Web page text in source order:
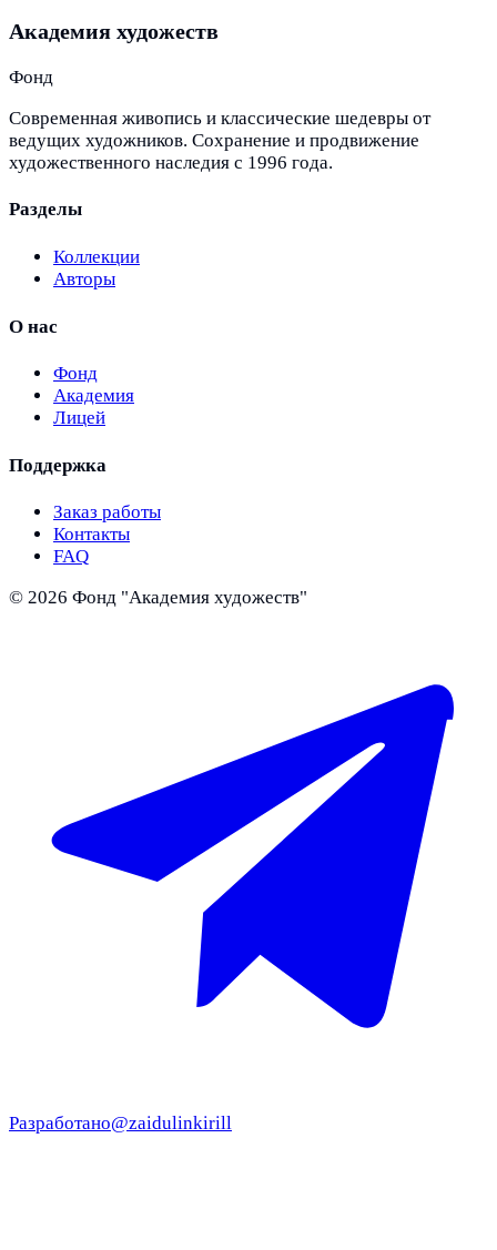
Академия художеств
Фонд
Современная живопись и классические шедевры от
ведущих художников. Сохранение и продвижение
художественного наследия с 1996 года.
Разделы
Коллекции
Авторы
О нас
Фонд
Академия
Лицей
Поддержка
Заказ работы
Контакты
FAQ
© 2026 Фонд "Академия художеств"
Разработано@zaidulinkirill